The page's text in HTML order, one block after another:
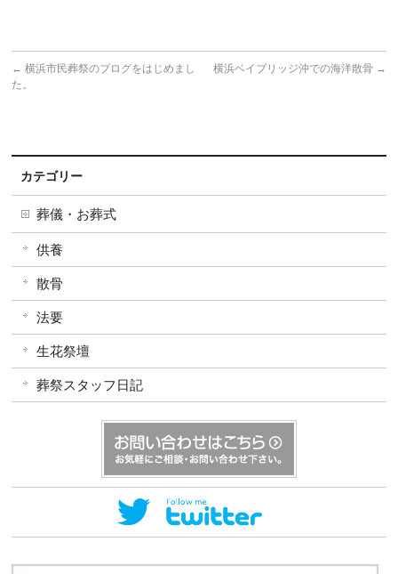
← 横浜市民葬祭のブログをはじめまし
た。
横浜ベイブリッジ沖での海洋散骨 →
カテゴリー
葬儀・お葬式
供養
散骨
法要
生花祭壇
葬祭スタッフ日記